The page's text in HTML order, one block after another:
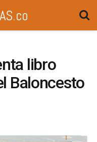
libro
Baloncesto